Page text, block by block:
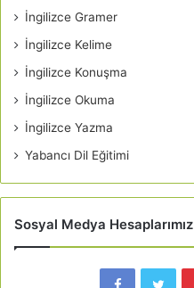
İngilizce Gramer
İngilizce Kelime
İngilizce Konuşma
İngilizce Okuma
İngilizce Yazma
Yabancı Dil Eğitimi
Sosyal Medya Hesaplarımız